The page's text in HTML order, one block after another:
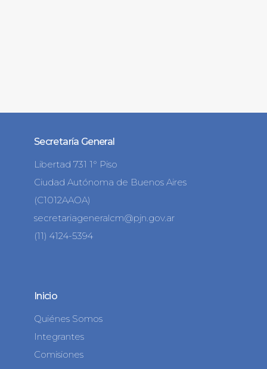
Secretaría General
Libertad 731 1° Piso
Ciudad Autónoma de Buenos Aires
(C1012AAOA)
secretariageneralcm@pjn.gov.ar
(11) 4124-5394
Inicio
Quiénes Somos
Integrantes
Comisiones